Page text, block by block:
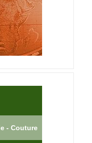
- Couture